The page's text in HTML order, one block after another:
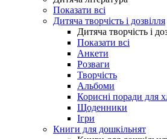
Показати всі
Дитяча творчість і дозвілля
Дитяча творчість і
Показати всі
Анкети
Розваги
Творчість
Альбоми
Корисні поради для
Щоденники
Ігри
Книги для дошкільнят